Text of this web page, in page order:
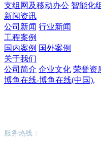
支组网及移动办公 智能化
新闻资讯
公司新闻 行业新闻
工程案例
国内案例 国外案例
关于我们
公司简介 企业文化 荣誉资
博鱼在线-博鱼在线(中国),
服务热线：